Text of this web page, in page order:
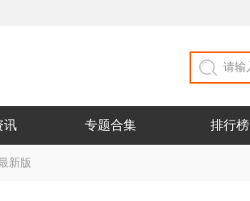
讯 专题合集 排行榜
新版